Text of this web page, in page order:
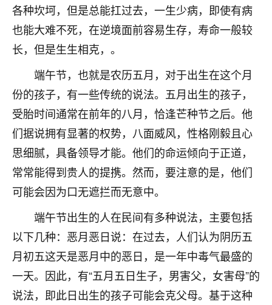
各种坎坷，但是总能扛过去，一生少病，即使有病
也能大难不死，在逆境面前容易生存，寿命一般较
长，但是生生相克，。
端午节，也就是农历五月，对于出生在这个月
份的孩子，有一些传统的说法。五月出生的孩子，
受胎时间通常在前年的八月，恰逢芒种节之后。他
们据说拥有显著的权势，八面威风，性格刚毅且心
思细腻，具备领导才能。他们的命运倾向于正道，
常常能得到贵人的提携。然而，要注意的是，他们
可能会因为口无遮拦而无意中。
端午节出生的人在民间有多种说法，主要包括
以下几种：恶月恶日说：在过去，人们认为阴历五
月初五这天是恶月中的恶日，是一年中毒气最盛的
一天。因此，有“五月五日生子，男害父，女害母”的
说法，即此日出生的孩子可能会克父母。基于这种
题，后来无意中看到有人推荐慧来老师，跟老师聊过
之后，心情豁然开朗，也听老师建议，处理了一些因
果问题。今年以来，身体比以前好多，主要是心情好
了，老师说境随心转，现在深有体会了。
鹿森：是的，其实跟老师聊过之后，最大的感
触，首先就是心态会变好，万般皆是命，半点
不由人！
1天前 来自四川 9
金白水清
我也想找老师看看，有没有人给个联系方式的啊？
鹿森：慧来老师微信：gjsy0624
1天前 来自江西 12
青春168
我也想要，我也想要！
2天前 来自山西 15